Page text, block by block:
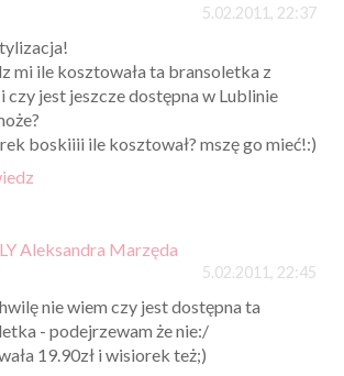
5.02.2011, 22:37
mi ile kosztowała ta bransoletka z
czy jest jeszcze dostępna w Lublinie
boskiiii ile kosztował? mszę go mieć!:)
Aleksandra Marzęda
5.02.2011, 22:45
nie wiem czy jest dostępna ta
- podejrzewam że nie:/
19.90zł i wisiorek też;)